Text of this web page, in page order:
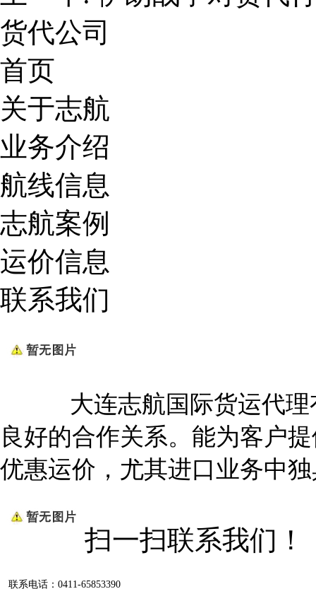
货代公司
首页
关于志航
业务介绍
航线信息
志航案例
运价信息
联系我们
大连志航国际货运代理有
良好的合作关系。能为客户
优惠运价，尤其进口业务中
扫一扫联系我们！
联系电话：0411-65853390